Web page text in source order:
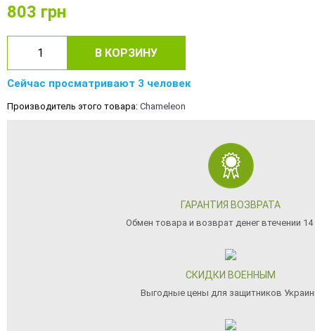
803 грн
В КОРЗИНУ
Сейчас просматривают 3 человек
Производитель этого товара: Chameleon
ГАРАНТИЯ ВОЗВРАТА
Обмен товара и возврат денег втечении 14
СКИДКИ ВОЕННЫМ
Выгодные цены для защитников